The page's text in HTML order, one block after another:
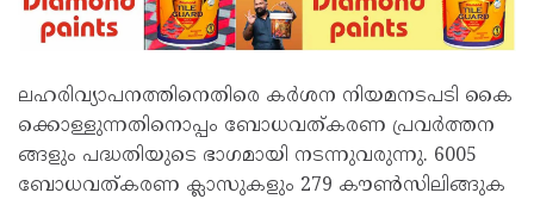
ല​ഹ​രി​വ്യാ​പ​ന​ത്തി​നെ​തി​രെ ക​ർശ​ന നി​യ​മ​ന​ട​പ​ടി കൈ​
ക്കൊ​ള്ളു​ന്ന​തി​നൊ​പ്പം ബോ​ധ​വ​ത്ക​ര​ണ പ്ര​വ​ർത്ത​ന​
ങ്ങ​ളും പ​ദ്ധ​തി​യു​ടെ ഭാ​ഗ​മാ​യി ന​ട​ന്നു​വ​രു​ന്നു. 6005
ബോ​ധ​വ​ത്ക​ര​ണ ക്ലാ​സു​ക​ളും 279 കൗ​ൺസി​ലി​ങ്ങു​ക​